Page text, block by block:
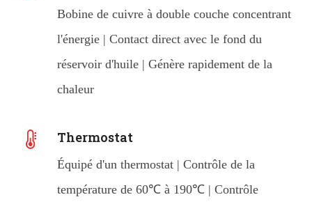
Bobine de cuivre à double couche concentrant
l'énergie | Contact direct avec le fond du
réservoir d'huile | Génère rapidement de la
chaleur
Thermostat
Équipé d'un thermostat | Contrôle de la
température de 60℃ à 190℃ | Contrôle